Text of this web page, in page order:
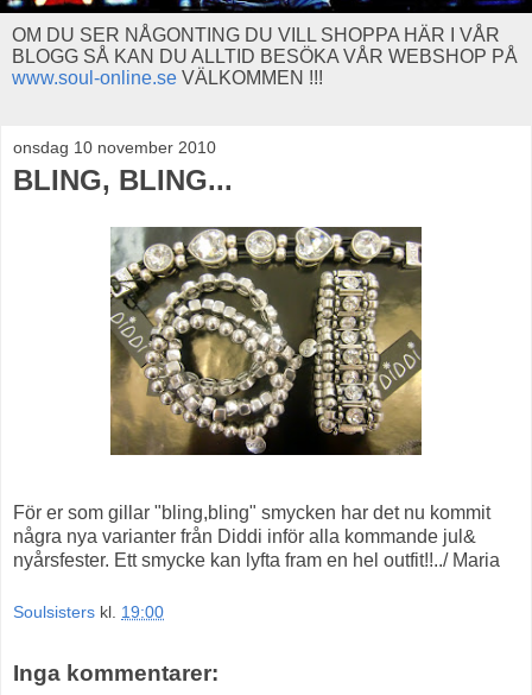
OM DU SER NÅGONTING DU VILL SHOPPA HÄR I VÅR
BLOGG SÅ KAN DU ALLTID BESÖKA VÅR WEBSHOP PÅ
www.soul-online.se VÄLKOMMEN !!!
onsdag 10 november 2010
BLING, BLING...
För er som gillar "bling,bling" smycken har det nu kommit
några nya varianter från Diddi inför alla kommande jul&
nyårsfester. Ett smycke kan lyfta fram en hel outfit!!../ Maria
Soulsisters kl. 19:00
Inga kommentarer: